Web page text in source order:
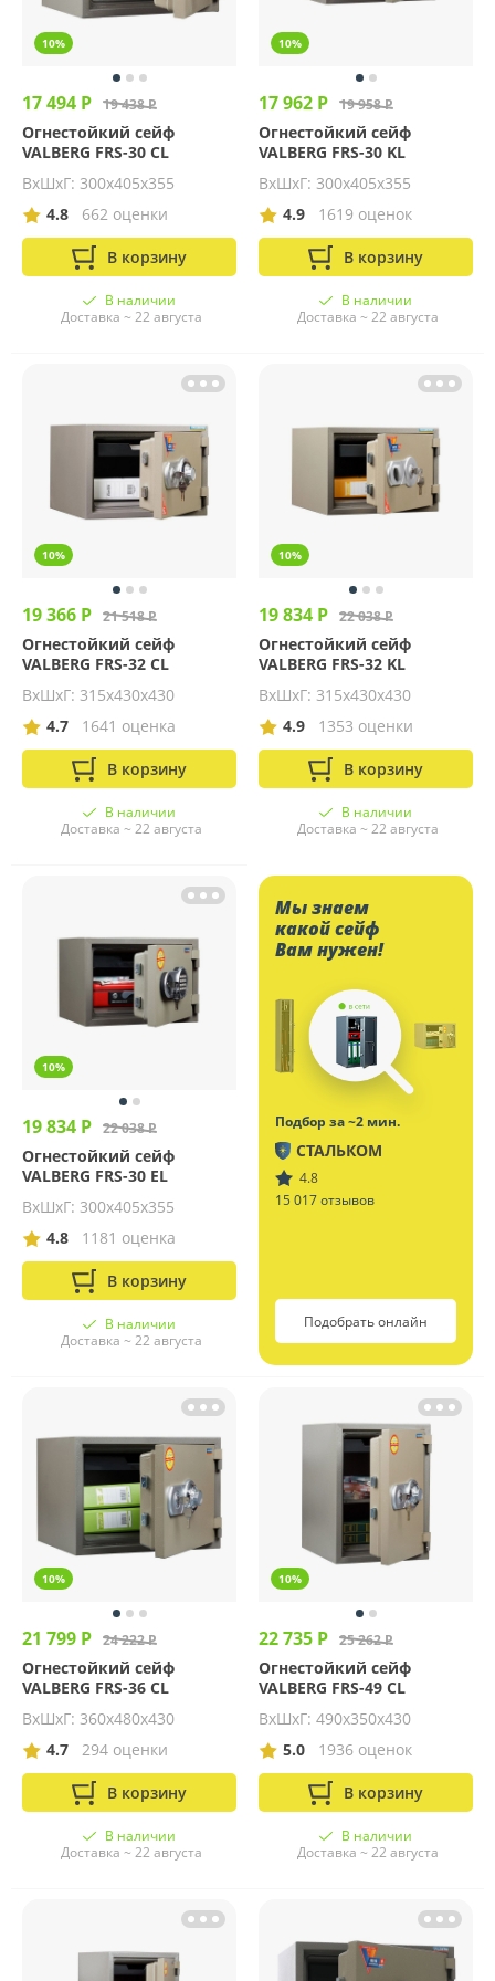
10%
17 494 Р 19 438 Р
Огнестойкий сейф
VALBERG FRS-30 CL
ВхШхГ: 300х405х355
4.8
662 оценки
В корзину
В наличии
Доставка ~ 22 августа
10%
17 962 Р 19 958 Р
Огнестойкий сейф
VALBERG FRS-30 KL
ВхШхГ: 300х405х355
4.9
1619 оценок
В корзину
В наличии
Доставка ~ 22 августа
10%
19 366 Р 21 518 Р
Огнестойкий сейф
VALBERG FRS-32 CL
ВхШхГ: 315х430х430
4.7
1641 оценка
В корзину
В наличии
Доставка ~ 22 августа
10%
19 834 Р 22 038 Р
Огнестойкий сейф
VALBERG FRS-32 KL
ВхШхГ: 315х430х430
4.9
1353 оценки
В корзину
В наличии
Доставка ~ 22 августа
10%
19 834 Р 22 038 Р
Огнестойкий сейф
VALBERG FRS-30 EL
ВхШхГ: 300х405х355
4.8
1181 оценка
В корзину
В наличии
Доставка ~ 22 августа
Мы знаем
какой сейф
Вам нужен!
Подбор за ~2 мин.
СТАЛЬКОМ
4.8
15 017 отзывов
Подобрать онлайн
10%
21 799 Р 24 222 Р
Огнестойкий сейф
VALBERG FRS-36 CL
ВхШхГ: 360х480х430
4.7
294 оценки
В корзину
В наличии
Доставка ~ 22 августа
10%
22 735 Р 25 262 Р
Огнестойкий сейф
VALBERG FRS-49 CL
ВхШхГ: 490х350х430
5.0
1936 оценок
В корзину
В наличии
Доставка ~ 22 августа